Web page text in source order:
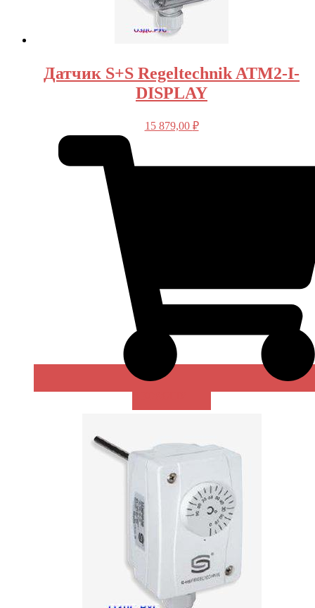
Датчик S+S Regeltechnik ATM2-I-
DISPLAY
15 879,00 ₽